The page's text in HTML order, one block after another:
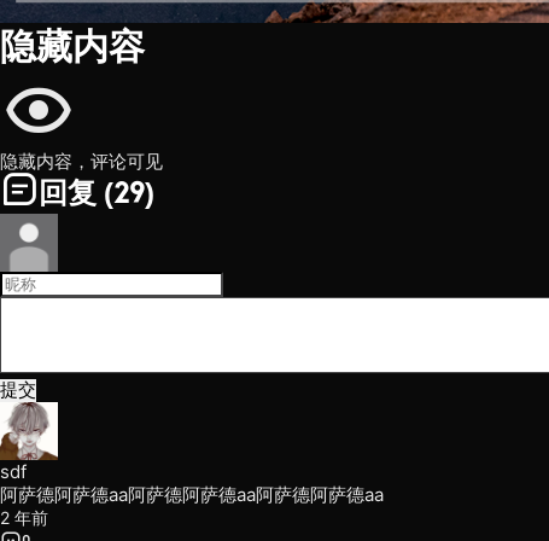
隐藏内容
隐藏内容，评论可见
回复 (29)
提交
sdf
阿萨德阿萨德aa阿萨德阿萨德aa阿萨德阿萨德aa
2 年前